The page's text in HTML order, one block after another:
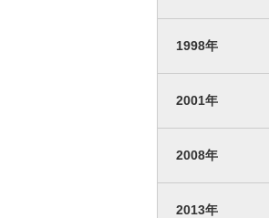
1998年
2001年
2008年
2013年